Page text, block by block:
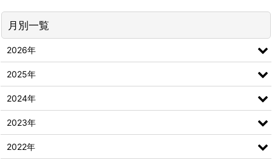
月別一覧
2026年
2025年
2024年
2023年
2022年